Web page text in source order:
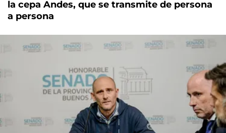
la cepa Andes, que se transmite de persona
a persona